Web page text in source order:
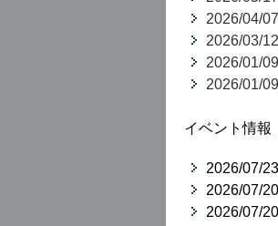
2026/04/07
2026/03/12
2026/01/09
2026/01/09
イベント情報
2026/07/23
2026/07/20
2026/07/20